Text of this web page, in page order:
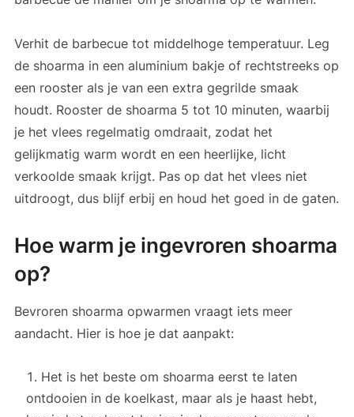
Verhit de barbecue tot middelhoge temperatuur. Leg
de shoarma in een aluminium bakje of rechtstreeks op
een rooster als je van een extra gegrilde smaak
houdt. Rooster de shoarma 5 tot 10 minuten, waarbij
je het vlees regelmatig omdraait, zodat het
gelijkmatig warm wordt en een heerlijke, licht
verkoolde smaak krijgt. Pas op dat het vlees niet
uitdroogt, dus blijf erbij en houd het goed in de gaten.
Hoe warm je ingevroren shoarma
op?
Bevroren shoarma opwarmen vraagt iets meer
aandacht. Hier is hoe je dat aanpakt:
Het is het beste om shoarma eerst te laten
ontdooien in de koelkast, maar als je haast hebt,